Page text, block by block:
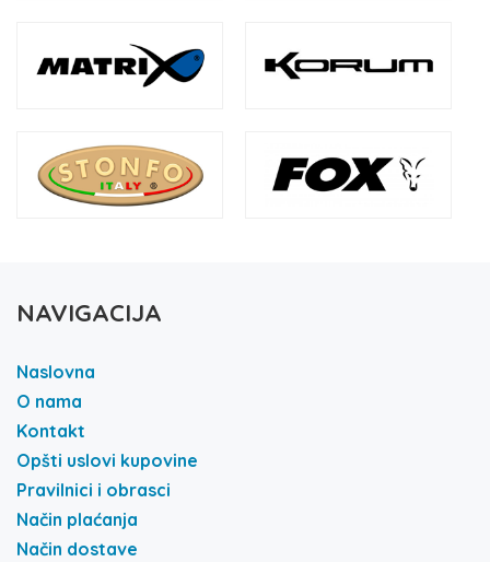
NAVIGACIJA
Naslovna
O nama
Kontakt
Opšti uslovi kupovine
Pravilnici i obrasci
Način plaćanja
Način dostave